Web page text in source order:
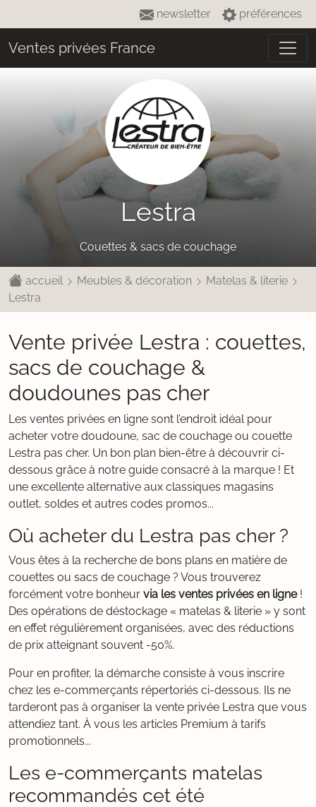
newsletter préférences
Ventes privées France
Lestra
Couettes & sacs de couchage
accueil Meubles & décoration
Matelas & literie
Lestra
Vente privée Lestra : couettes,
sacs de couchage &
doudounes pas cher
Les ventes privées en ligne sont l’endroit idéal pour
acheter votre doudoune, sac de couchage ou couette
Lestra pas cher. Un bon plan bien-être à découvrir ci-
dessous grâce à notre guide consacré à la marque ! Et
une excellente alternative aux classiques magasins
outlet, soldes et autres codes promos...
Où acheter du Lestra pas cher ?
Vous êtes à la recherche de bons plans en matière de
couettes ou sacs de couchage ? Vous trouverez
forcément votre bonheur via les ventes privées en ligne!
Des opérations de déstockage « matelas & literie » y sont
en effet régulièrement organisées, avec des réductions
de prix atteignant souvent -50%.
Pour en profiter, la démarche consiste à vous inscrire
chez les e-commerçants répertoriés ci-dessous. Ils ne
tarderont pas à organiser la vente privée Lestra que vous
attendiez tant. À vous les articles Premium à tarifs
promotionnels...
Les e-commerçants matelas
recommandés cet été